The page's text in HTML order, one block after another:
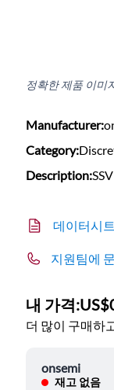
정확한 제품 이미
Manufacturer:
Category:
Description:
데이터시트
지원팀에
내 가격:
더 많이 구매하
onsemi
재고 없음